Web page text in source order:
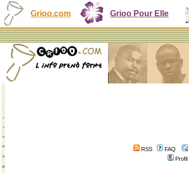
Grioo.com Grioo Pour Elle
RSS FAQ
Profil